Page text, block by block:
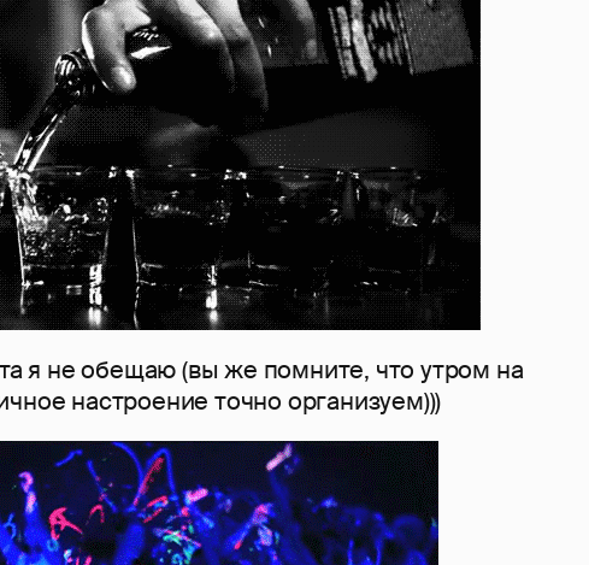
я не обещаю (вы же помните, что утром на
настроение точно организуем)))